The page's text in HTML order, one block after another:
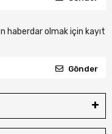
haberdar olmak için kayıt
Gönder